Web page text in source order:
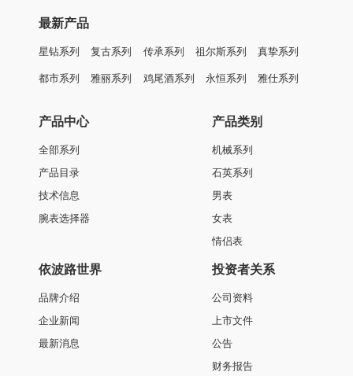
最新产品
星钻系列 复古系列 传承系列 祖尔斯系列 真挚系列
都市系列 雅丽系列 鸡尾酒系列 永恒系列 雅仕系列
产品中心
全部系列
产品目录
技术信息
腕表选择器
产品类别
机械系列
石英系列
男表
女表
情侣表
依波路世界
品牌介绍
企业新闻
最新消息
投资者关系
公司资料
上市文件
公告
财务报告